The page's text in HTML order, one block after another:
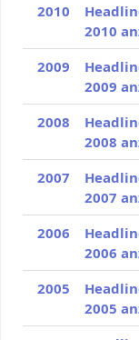
2010
2010
2009
2009
2008
2008
2007
2007
2006
2006
2005
2005